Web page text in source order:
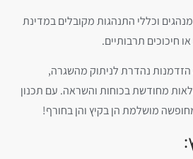
וכללי התנהגות מקובלים במדינת
חיכוכים תרבותיים.
נהדרת לניתוק מהשגרה,
מחודשת בכוחות והשראה. עם תכנון
מחופשה מושלמת הן בקיץ והן בחורף!